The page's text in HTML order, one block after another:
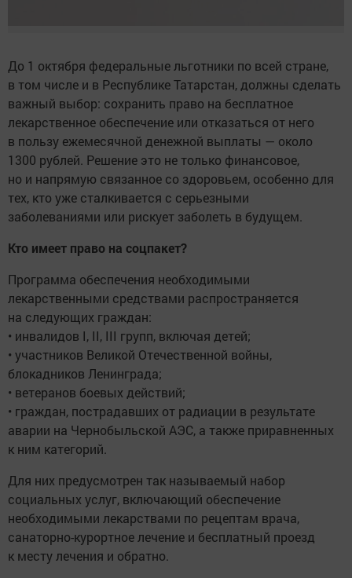
До 1 октября федеральные льготники по всей стране,
в том числе и в Республике Татарстан, должны сделать
важный выбор: сохранить право на бесплатное
лекарственное обеспечение или отказаться от него
в пользу ежемесячной денежной выплаты — около
1300 рублей. Решение это не только финансовое,
но и напрямую связанное со здоровьем, особенно для
тех, кто уже сталкивается с серьезными
заболеваниями или рискует заболеть в будущем.
Кто имеет право на соцпакет?
Программа обеспечения необходимыми
лекарственными средствами распространяется
на следующих граждан:
• инвалидов I, II, III групп, включая детей;
• участников Великой Отечественной войны,
блокадников Ленинграда;
• ветеранов боевых действий;
• граждан, пострадавших от радиации в результате
аварии на Чернобыльской АЭС, а также приравненных
к ним категорий.
Для них предусмотрен так называемый набор
социальных услуг, включающий обеспечение
необходимыми лекарствами по рецептам врача,
санаторно-курортное лечение и бесплатный проезд
к месту лечения и обратно.